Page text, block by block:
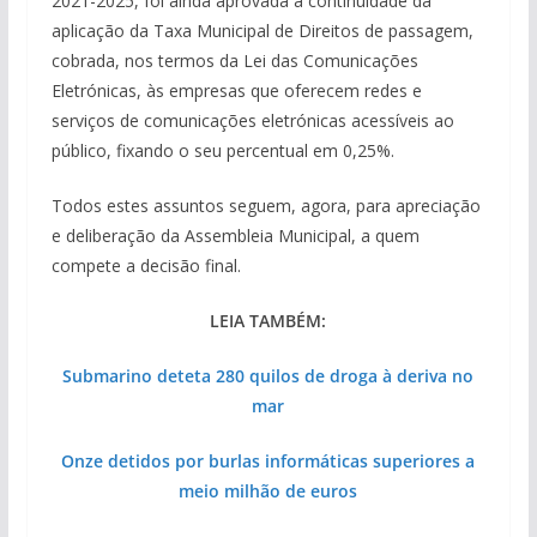
aplicação da Taxa Municipal de Direitos de passagem,
cobrada, nos termos da Lei das Comunicações
Eletrónicas, às empresas que oferecem redes e
serviços de comunicações eletrónicas acessíveis ao
público, fixando o seu percentual em 0,25%.
Todos estes assuntos seguem, agora, para apreciação
e deliberação da Assembleia Municipal, a quem
compete a decisão final.
LEIA TAMBÉM:
Submarino deteta 280 quilos de droga à deriva no
mar
Onze detidos por burlas informáticas superiores a
meio milhão de euros